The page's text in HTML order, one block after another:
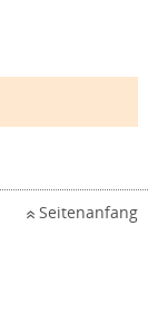
Seitenanfang